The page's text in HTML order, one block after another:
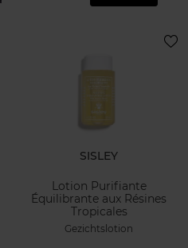
SISLEY
Lotion Purifiante
Équilibrante aux Résines
Tropicales
Gezichtslotion